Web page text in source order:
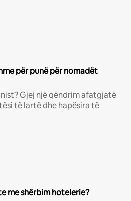
për punë për nomadët
Gjej një qëndrim afatgjatë
të lartë dhe hapësira të
me shërbim hotelerie?